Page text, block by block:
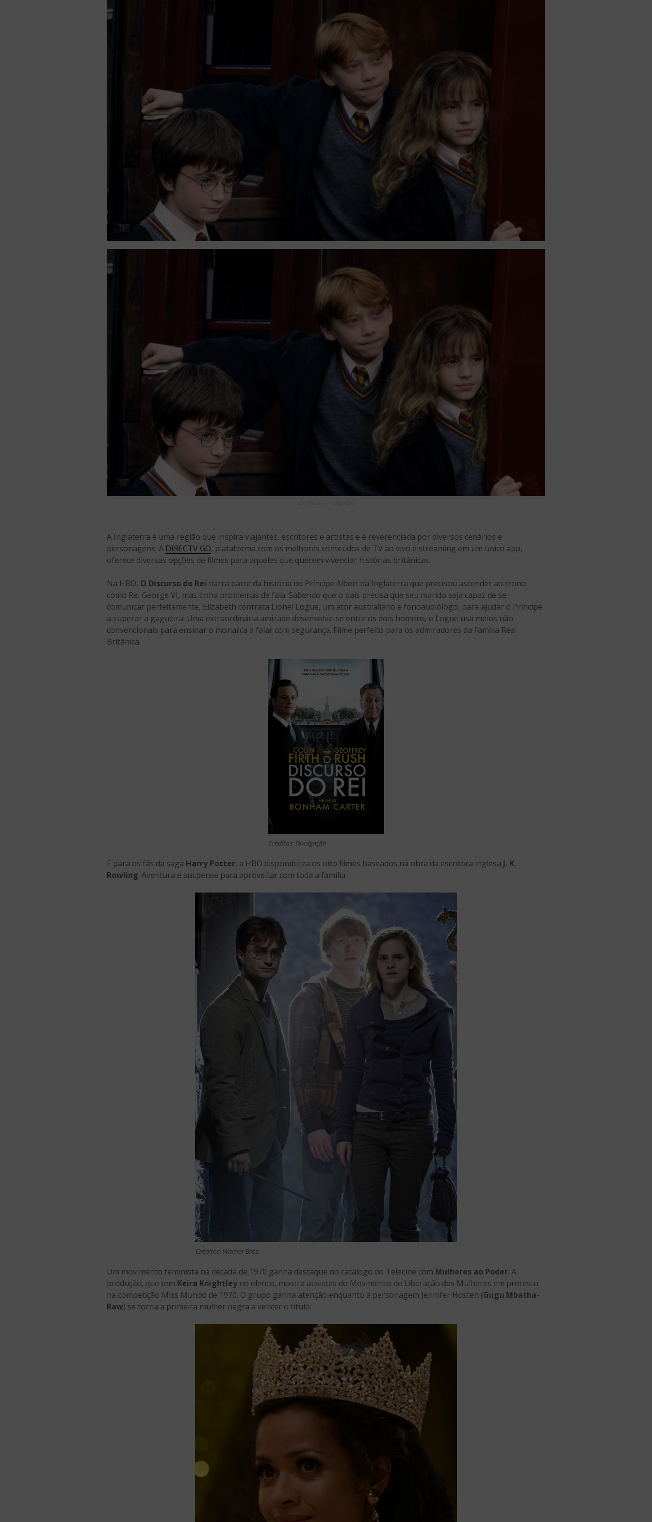
A Inglaterra é uma região que inspira viajantes, escritores e artistas e é reverenciada por diversos cenários e
personagens. A DIRECTV GO, plataforma com os melhores conteúdos de TV ao vivo e streaming em um único app,
oferece diversas opções de filmes para aqueles que querem vivenciar histórias britânicas.
Na HBO, O Discurso do Rei narra parte da história do Príncipe Albert da Inglaterra que precisou ascender ao trono
como Rei George VI, mas tinha problemas de fala. Sabendo que o país precisa que seu marido seja capaz de se
comunicar perfeitamente, Elizabeth contrata Lionel Logue, um ator australiano e fonoaudiólogo, para ajudar o Príncipe
a superar a gagueira. Uma extraordinária amizade desenvolve-se entre os dois homens, e Logue usa meios não
convencionais para ensinar o monarca a falar com segurança. Filme perfeito para os admiradores da Família Real
Britânica.
Créditos: Divulgação
E para os fãs da saga Harry Potter, a HBO disponibiliza os oito filmes baseados na obra da escritora inglesa J. K.
Rowling. Aventura e suspense para aproveitar com toda a família.
Créditos: Warner Bros.
Um movimento feminista na década de 1970 ganha destaque no catálogo do Telecine com Mulheres ao Poder. A
produção, que tem Keira Knightley no elenco, mostra ativistas do Movimento de Liberação das Mulheres em protesto
na competição Miss Mundo de 1970. O grupo ganha atenção enquanto a personagem Jennifer Hosten (Gugu Mbatha-
Raw) se torna a primeira mulher negra a vencer o título.